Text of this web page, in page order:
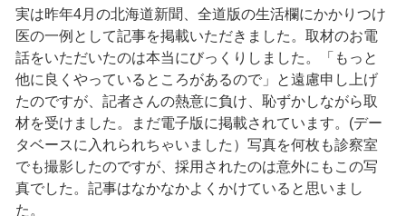
実は昨年4月の北海道新聞、全道版の生活欄にかかりつけ
医の一例として記事を掲載いただきました。取材のお電
話をいただいたのは本当にびっくりしました。「もっと
他に良くやっているところがあるので」と遠慮申し上げ
たのですが、記者さんの熱意に負け、恥ずかしながら取
材を受けました。
まだ電子版に掲載されています。 (デー
タベースに入れられちゃいました）写真を何枚も診察室
でも撮影したのですが、採用されたのは意外にもこの写
真でした。記事はなかなかよくかけていると思いまし
た。